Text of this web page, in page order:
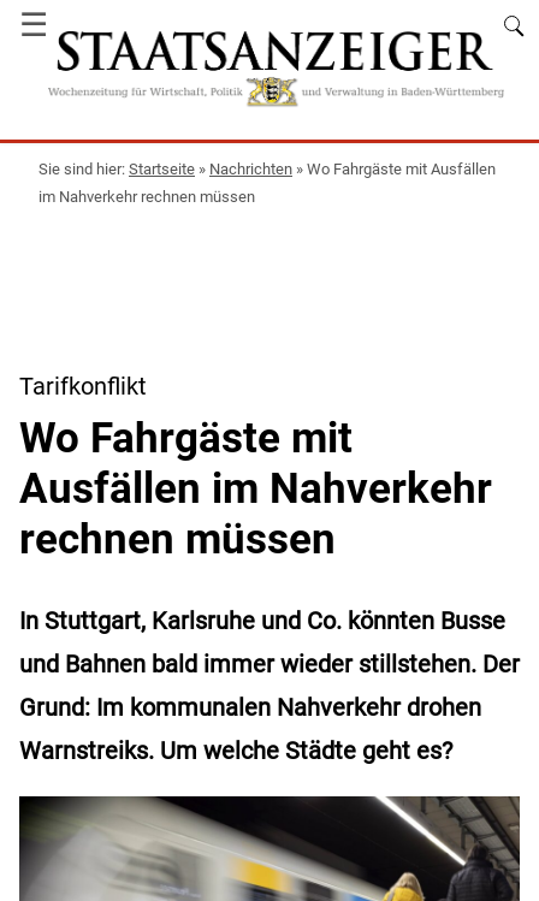
☰
Startseite » Nachrichten » Wo Fahrgäste mit Ausfällen
im Nahverkehr rechnen müssen
Tarifkonflikt
Wo Fahrgäste mit
Ausfällen im Nahverkehr
rechnen müssen
In Stuttgart, Karlsruhe und Co. könnten Busse
und Bahnen bald immer wieder stillstehen. Der
Grund: Im kommunalen Nahverkehr drohen
Warnstreiks. Um welche Städte geht es?